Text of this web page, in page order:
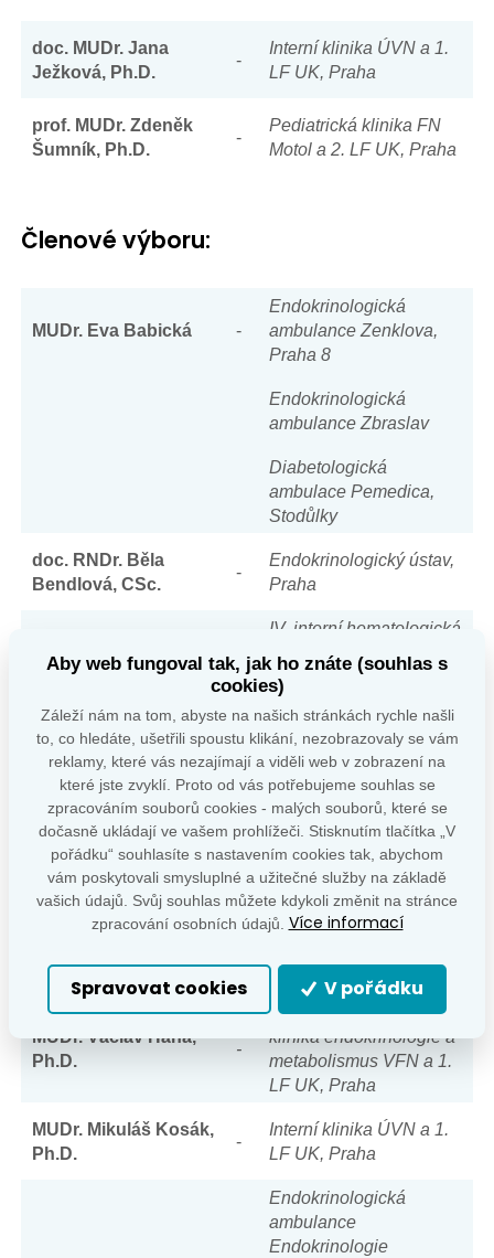
doc. MUDr. Jana
Ježková, Ph.D.
-
Interní klinika ÚVN a 1.
LF UK, Praha
prof. MUDr. Zdeněk
Šumník, Ph.D.
-
Pediatrická klinika FN
Motol a 2. LF UK, Praha
Členové výboru:
MUDr. Eva Babická -
Endokrinologická
ambulance Zenklova,
Praha 8
Endokrinologická
ambulance Zbraslav
Diabetologická
ambulace Pemedica,
Stodůlky
doc. RNDr. Běla
Bendlová, CSc.
-
Endokrinologický ústav,
Praha
CSc.
IV. interní hematologická
klinika FN a LF UK,
Hradec Králové
doc. MUDr. Filip
Gabalec, Ph.D.
-
IV. interní hematologická
klinika FN a LF UK,
Hradec Králové
MUDr. Tereza
Grimmichová, Ph.D.
-
Endokrinologický ústav,
Praha
Interní klinika FNKV a 3.
LF UK, Praha
prof. MUDr. Václav
III. interní klinika –
klinika endokrinologie a
LF UK, Praha
MUDr. Václav Hána,
Ph.D.
-
III. interní klinika –
klinika endokrinologie a
metabolismus VFN a 1.
LF UK, Praha
MUDr. Mikuláš Kosák,
Ph.D.
-
Interní klinika ÚVN a 1.
LF UK, Praha
Endokrinologická
ambulance
Endokrinologie
Aby web fungoval tak, jak ho znáte (souhlas s
cookies)
Záleží nám na tom, abyste na našich stránkách rychle našli
to, co hledáte, ušetřili spoustu klikání, nezobrazovaly se vám
reklamy, které vás nezajímají a viděli web v zobrazení na
které jste zvyklí. Proto od vás potřebujeme souhlas se
zpracováním souborů cookies - malých souborů, které se
dočasně ukládají ve vašem prohlížeči. Stisknutím tlačítka „V
pořádku“ souhlasíte s nastavením cookies tak, abychom
vám poskytovali smysluplné a užitečné služby na základě
vašich údajů. Svůj souhlas můžete kdykoli změnit na stránce
zpracování osobních údajů. Více informací
Spravovat cookies V pořádku